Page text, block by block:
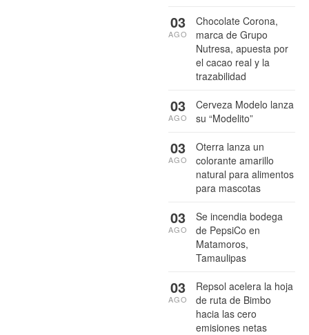
Chocolate Corona,
marca de Grupo
Nutresa, apuesta por
el cacao real y la
trazabilidad
03
AGO
Cerveza Modelo lanza
su “Modelito”
03
AGO
Oterra lanza un
colorante amarillo
natural para alimentos
para mascotas
03
AGO
Se incendia bodega
de PepsiCo en
Matamoros,
Tamaulipas
03
AGO
Repsol acelera la hoja
de ruta de Bimbo
hacia las cero
emisiones netas
03
AGO